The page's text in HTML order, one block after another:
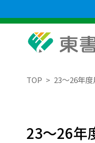
TOP 23～26年
23～26年